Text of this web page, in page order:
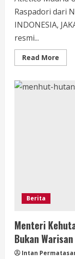
Raspadori dari
INDONESIA,
resmi...
Read More
more
Berita
Menteri
Bukan Warisan
Intan